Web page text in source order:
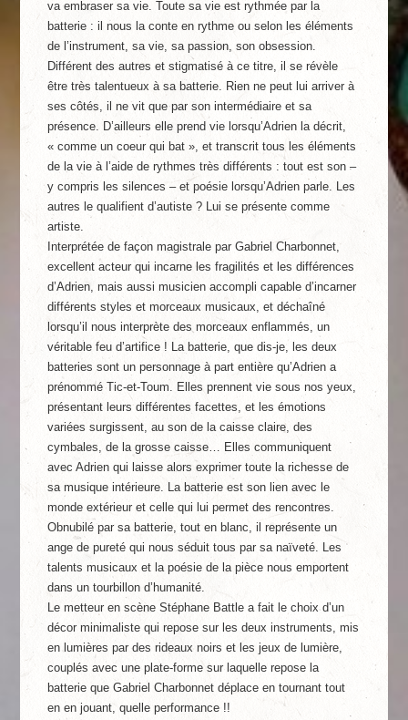
va embraser sa vie. Toute sa vie est rythmée par la
batterie : il nous la conte en rythme ou selon les éléments
de l’instrument, sa vie, sa passion, son obsession.
Différent des autres et stigmatisé à ce titre, il se révèle
être très talentueux à sa batterie. Rien ne peut lui arriver à
ses côtés, il ne vit que par son intermédiaire et sa
présence. D’ailleurs elle prend vie lorsqu’Adrien la décrit,
« comme un coeur qui bat », et transcrit tous les éléments
de la vie à l’aide de rythmes très différents : tout est son –
y compris les silences – et poésie lorsqu’Adrien parle. Les
autres le qualifient d’autiste ? Lui se présente comme
artiste.
Interprétée de façon magistrale par Gabriel Charbonnet,
excellent acteur qui incarne les fragilités et les différences
d’Adrien, mais aussi musicien accompli capable d’incarner
différents styles et morceaux musicaux, et déchaîné
lorsqu’il nous interprète des morceaux enflammés, un
véritable feu d’artifice ! La batterie, que dis-je, les deux
batteries sont un personnage à part entière qu’Adrien a
prénommé Tic-et-Toum. Elles prennent vie sous nos yeux,
présentant leurs différentes facettes, et les émotions
variées surgissent, au son de la caisse claire, des
cymbales, de la grosse caisse… Elles communiquent
avec Adrien qui laisse alors exprimer toute la richesse de
sa musique intérieure. La batterie est son lien avec le
monde extérieur et celle qui lui permet des rencontres.
Obnubilé par sa batterie, tout en blanc, il représente un
ange de pureté qui nous séduit tous par sa naïveté. Les
talents musicaux et la poésie de la pièce nous emportent
dans un tourbillon d’humanité.
Le metteur en scène Stéphane Battle a fait le choix d’un
décor minimaliste qui repose sur les deux instruments, mis
en lumières par des rideaux noirs et les jeux de lumière,
couplés avec une plate-forme sur laquelle repose la
batterie que Gabriel Charbonnet déplace en tournant tout
en en jouant, quelle performance !!